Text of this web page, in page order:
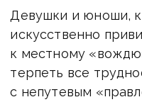
Девушки и юноши,
искусственно
к местному
терпеть все
с непутевым